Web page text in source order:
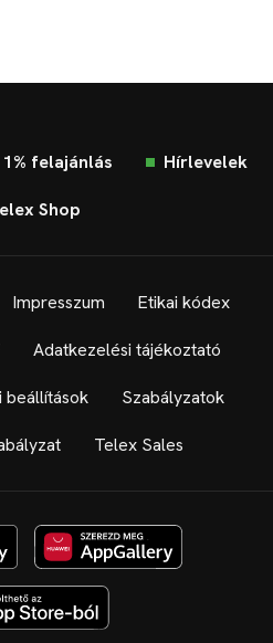
felajánlás Hírlevelek
Shop
Impresszum Etikai kódex
Adatkezelési tájékoztató
beállítások Szabályzatok
Telex Sales